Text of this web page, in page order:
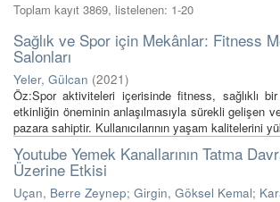
Toplam kayıt 3869, listelenen: 1-20
Sağlık ve Spor için Mekânlar: Fitness
Salonları
Yeler, Gülcan (2021)
Öz:Spor aktiviteleri içerisinde fitness, sağlıklı
etkinliğin öneminin anlaşılmasıyla sürekli gelişen
pazara sahiptir. Kullanıcılarının yaşam kalitelerini
Youtube Yemek Kanallarının Tatma
Üzerine Etkisi
Uçan, Berre Zeynep; Girgin, Göksel Kemal;